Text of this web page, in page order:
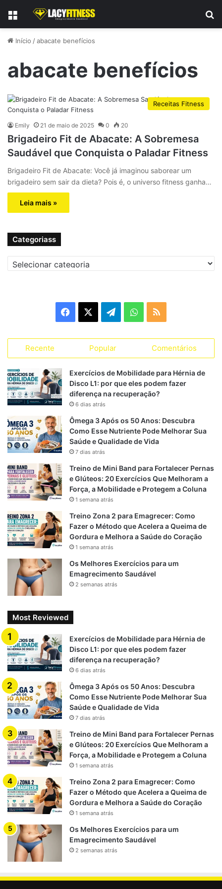
Menu
Início /abacate benefícios
abacate benefícios
Receitas Fitness
Emily 21 de maio de 2025 0 20
Brigadeiro Fit de Abacate: A Sobremesa
Saudável que Conquista o Paladar Fitness
Brigadeiro Fit de Abacate: Você já imaginou saborear um
brigadeiro sem sair da dieta? Pois é, o universo fitness ganha…
Leia mais »
Categoriass
a
e
b
o
k
e
g
a
W
t
s
p
S
Recente Popular Comentários
Exercícios de Mobilidade para Hérnia de
Disco L1: por que eles podem fazer
diferença na recuperação?
6 dias atrás
Ômega 3 Após os 50 Anos: Descubra
Como Esse Nutriente Pode Melhorar Sua
Saúde e Qualidade de Vida
7 dias atrás
Treino de Mini Band para Fortalecer Pernas
e Glúteos: 20 Exercícios Que Melhoram a
Força, a Mobilidade e Protegem a Coluna
1 semana atrás
Treino Zona 2 para Emagrecer: Como
Fazer o Método que Acelera a Queima de
Gordura e Melhora a Saúde do Coração
1 semana atrás
Os Melhores Exercícios para um
Emagrecimento Saudável
2 semanas atrás
Most Reviewed
Exercícios de Mobilidade para Hérnia de
Disco L1: por que eles podem fazer
diferença na recuperação?
6 dias atrás
Ômega 3 Após os 50 Anos: Descubra
Como Esse Nutriente Pode Melhorar Sua
Saúde e Qualidade de Vida
7 dias atrás
Treino de Mini Band para Fortalecer Pernas
e Glúteos: 20 Exercícios Que Melhoram a
Força, a Mobilidade e Protegem a Coluna
1 semana atrás
Treino Zona 2 para Emagrecer: Como
Fazer o Método que Acelera a Queima de
Gordura e Melhora a Saúde do Coração
1 semana atrás
Os Melhores Exercícios para um
Emagrecimento Saudável
2 semanas atrás